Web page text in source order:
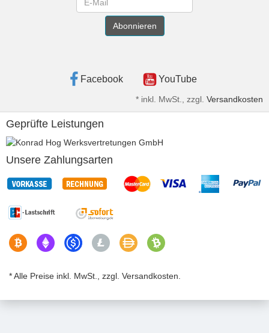
Abonnieren
Facebook YouTube
* inkl. MwSt., zzgl. Versandkosten
Geprüfte Leistungen
Unsere Zahlungsarten
* Alle Preise inkl. MwSt., zzgl. Versandkosten.